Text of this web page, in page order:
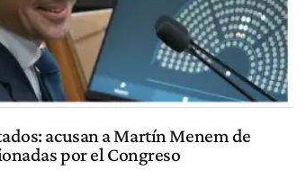
acusan a Martín Menem de
por el Congreso